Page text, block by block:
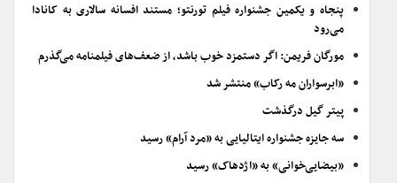
پنجاه و یکمین جشنواره فیلم تورنتو؛ مستند افسانه سالاری به کانادا
می‌رود
مورگان فریمن: اگر دستمزد خوب باشد، از ضعف‌های فیلمنامه می‌گذرم
«ابرسواران مه رکاب» منتشر شد
پیتر گیل درگذشت
سه جایزه جشنواره ایتالیایی به «مرد آرام» رسید
«بیضایی‌خوانی» به «اژدهاک» رسید